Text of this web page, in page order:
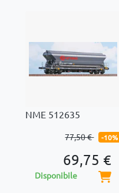
NME 512635
77,50 € -10%
69,75 €
Disponibile